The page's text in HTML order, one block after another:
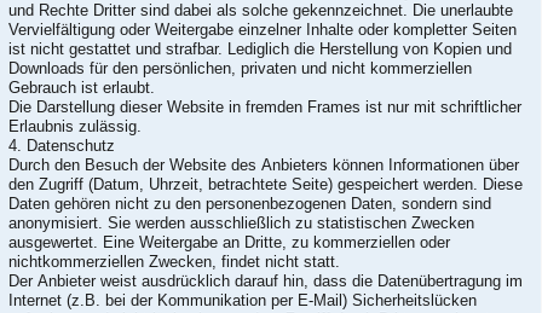
und Rechte Dritter sind dabei als solche gekennzeichnet. Die unerlaubte
Vervielfältigung oder Weitergabe einzelner Inhalte oder kompletter Seiten
ist nicht gestattet und strafbar. Lediglich die Herstellung von Kopien und
Downloads für den persönlichen, privaten und nicht kommerziellen
Gebrauch ist erlaubt.
Die Darstellung dieser Website in fremden Frames ist nur mit schriftlicher
Erlaubnis zulässig.
4. Datenschutz
Durch den Besuch der Website des Anbieters können Informationen über
den Zugriff (Datum, Uhrzeit, betrachtete Seite) gespeichert werden. Diese
Daten gehören nicht zu den personenbezogenen Daten, sondern sind
anonymisiert. Sie werden ausschließlich zu statistischen Zwecken
ausgewertet. Eine Weitergabe an Dritte, zu kommerziellen oder
nichtkommerziellen Zwecken, findet nicht statt.
Der Anbieter weist ausdrücklich darauf hin, dass die Datenübertragung im
Internet (z.B. bei der Kommunikation per E-Mail) Sicherheitslücken